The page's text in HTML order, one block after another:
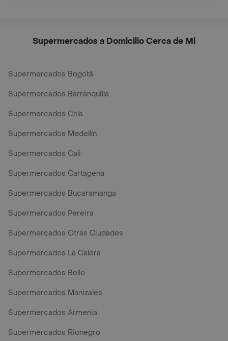
Supermercados a Domicilio Cerca de Mi
Supermercados Bogotá
Supermercados Barranquilla
Supermercados Chía
Supermercados Medellín
Supermercados Cali
Supermercados Cartagena
Supermercados Bucaramanga
Supermercados Pereira
Supermercados Otras Ciudades
Supermercados La Calera
Supermercados Bello
Supermercados Manizales
Supermercados Armenia
Supermercados Rionegro